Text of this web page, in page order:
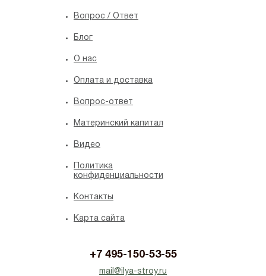
Вопрос / Ответ
Блог
O нас
Оплата и доставка
Вопрос-ответ
Материнский капитал
Видео
Политика
конфиденциальности
Контакты
Карта сайта
+7 495-150-53-55
mail@ilya-stroy.ru